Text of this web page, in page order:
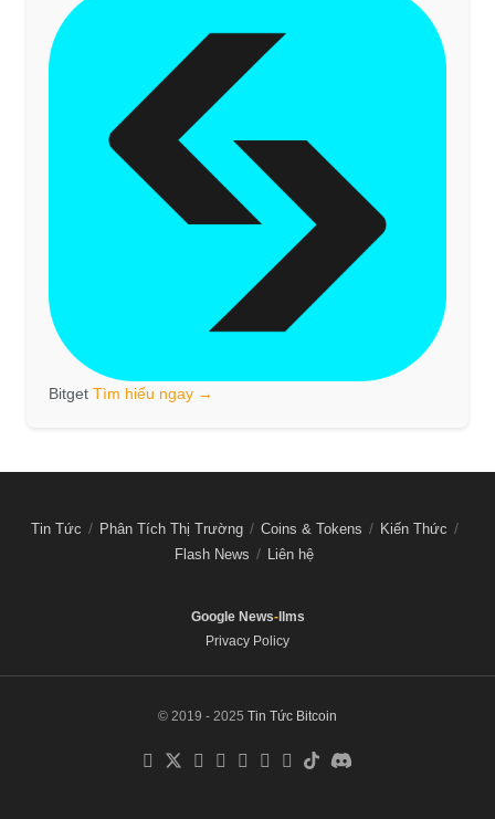
Bitget Tìm hiểu ngay →
Tin Tức Phân Tích Thị Trường Coins & Tokens
Kiến Thức
Flash News
Liên hệ
Google News-llms
Privacy Policy
© 2019 - 2025 Tin Tức Bitcoin